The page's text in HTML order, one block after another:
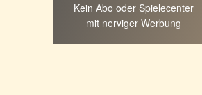
Kein Abo oder Spielecenter
mit nerviger Werbung